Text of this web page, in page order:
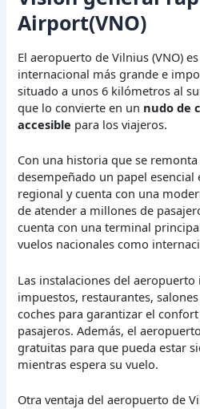
Airport(VNO)
El aeropuerto de Vilnius (VNO)
internacional más grande e
situado a unos 6 kilómetros al
que lo convierte en un nudo de
accesible para los viajeros.
Con una historia que se
desempeñado un papel
regional y cuenta con una
de atender a millones de
cuenta con una terminal
vuelos nacionales como
Las instalaciones del
impuestos, restaurantes,
coches para garantizar el
pasajeros. Además, el
gratuitas para que pueda estar
mientras espera su vuelo.
Otra ventaja del aeropuerto de